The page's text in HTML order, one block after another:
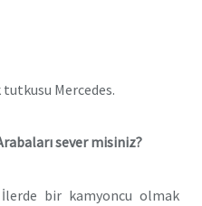
Mercedes.
sever misiniz?
bir kamyoncu olmak